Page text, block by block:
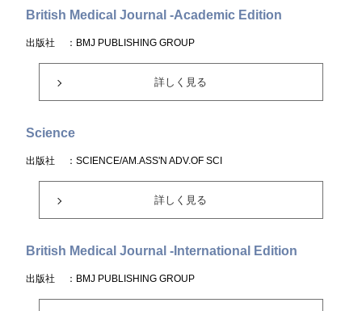
British Medical Journal -Academic Edition
出版社 ：BMJ PUBLISHING GROUP
詳しく見る
Science
出版社 ：SCIENCE/AM.ASS'N ADV.OF SCI
詳しく見る
British Medical Journal -International Edition
出版社 ：BMJ PUBLISHING GROUP